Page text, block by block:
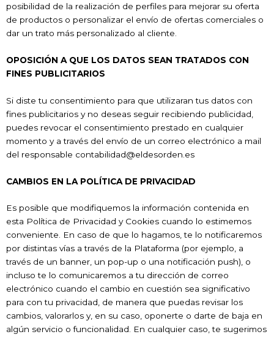
posibilidad de la realización de perfiles para mejorar su oferta
de productos o personalizar el envío de ofertas comerciales o
dar un trato más personalizado al cliente.
OPOSICIÓN A QUE LOS DATOS SEAN TRATADOS CON
FINES PUBLICITARIOS
Si diste tu consentimiento para que utilizaran tus datos con
fines publicitarios y no deseas seguir recibiendo publicidad,
puedes revocar el consentimiento prestado en cualquier
momento y a través del envío de un correo electrónico a mail
del responsable contabilidad@eldesorden.es
CAMBIOS EN LA POLÍTICA DE PRIVACIDAD
Es posible que modifiquemos la información contenida en
esta Política de Privacidad y Cookies cuando lo estimemos
conveniente. En caso de que lo hagamos, te lo notificaremos
por distintas vías a través de la Plataforma (por ejemplo, a
través de un banner, un pop-up o una notificación push), o
incluso te lo comunicaremos a tu dirección de correo
electrónico cuando el cambio en cuestión sea significativo
para con tu privacidad, de manera que puedas revisar los
cambios, valorarlos y, en su caso, oponerte o darte de baja en
algún servicio o funcionalidad. En cualquier caso, te sugerimos